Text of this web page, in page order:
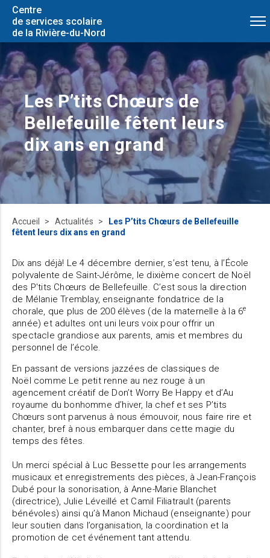
Centre
de services scolaire
de la Rivière-du-Nord
Les P’tits Chœurs de
Bellefeuille fêtent leurs
dix ans en grand
Accueil Actualités
Les P’tits Chœurs de Bellefeuille
fêtent leurs dix ans en grand
Dix ans déjà! Le 4 décembre dernier, s’est tenu, à l’École
polyvalente de Saint-Jérôme, le dixième concert de Noël
des P'tits Chœurs de Bellefeuille. C’est sous la direction
de Mélanie Tremblay, enseignante fondatrice de la
chorale, que plus de 200 élèves (de la maternelle à la 6e
année) et adultes ont uni leurs voix pour offrir un
spectacle grandiose aux parents, amis et membres du
personnel de l’école.
En passant de versions jazzées de classiques de
Noël comme Le petit renne au nez rouge à un
agencement créatif de Don’t Worry Be Happy et d’Au
royaume du bonhomme d’hiver, la chef et ses P’tits
Chœurs sont parvenus à nous émouvoir, nous faire rire et
chanter, bref à nous embarquer dans cette magie du
temps des fêtes.
Un merci spécial à Luc Bessette pour les arrangements
musicaux et enregistrements des pièces, à Jean-François
Dubé pour la sonorisation, à Anne-Marie Blanchet
(directrice), Julie Léveillé et Camil Filiatrault (parents
bénévoles) ainsi qu’à Manon Michaud (enseignante) pour
leur soutien dans l’organisation, la coordination et la
promotion de cet événement tant attendu.